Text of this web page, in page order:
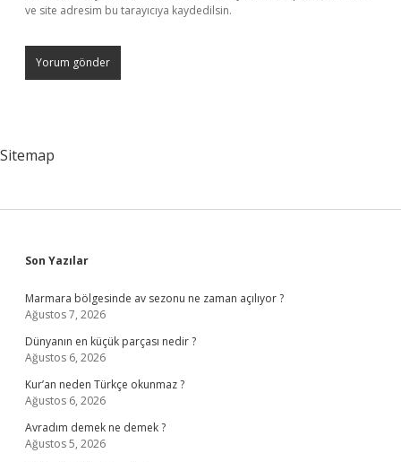
ve site adresim bu tarayıcıya kaydedilsin.
Sitemap
Sidebar
Son Yazılar
Marmara bölgesinde av sezonu ne zaman açılıyor ?
Ağustos 7, 2026
Dünyanın en küçük parçası nedir ?
Ağustos 6, 2026
Kur’an neden Türkçe okunmaz ?
Ağustos 6, 2026
Avradım demek ne demek ?
Ağustos 5, 2026